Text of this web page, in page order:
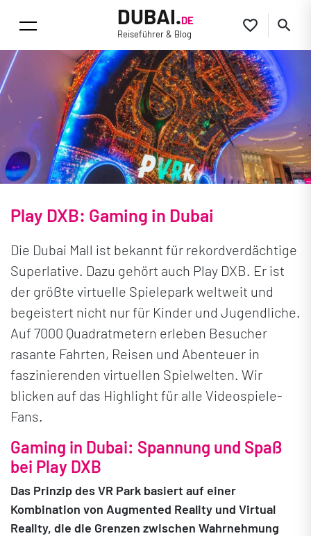
DUBAI.DE
Reiseführer & Blog  
Play DXB: Gaming in Dubai
Die Dubai Mall ist bekannt für rekordverdächtige
Superlative. Dazu gehört auch Play DXB. Er ist
der größte virtuelle Spielepark weltweit und
begeistert nicht nur für Kinder und Jugendliche.
Auf 7000 Quadratmetern erleben Besucher
rasante Fahrten, Reisen und Abenteuer in
faszinierenden virtuellen Spielwelten. Wir
blicken auf das Highlight für alle Videospiele-
Fans.
Gaming in Dubai: Spannung und Spaß
bei Play DXB
Das Prinzip des VR Park basiert auf einer
Kombination von Augmented Reality und Virtual
Reality, die die Grenzen zwischen Wahrnehmung